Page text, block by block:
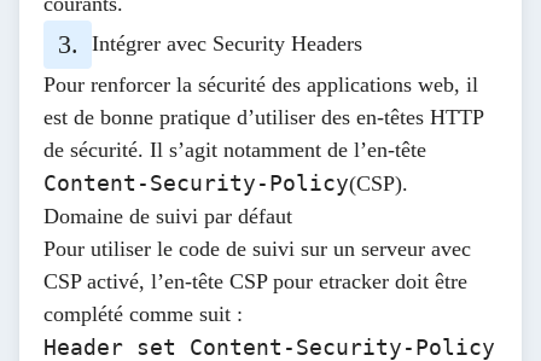
Intégrer avec Security Headers
Pour renforcer la sécurité des applications web, il
est de bonne pratique d’utiliser des en-têtes HTTP
de sécurité. Il s’agit notamment de l’en-tête
Content-Security-Policy(CSP).
Domaine de suivi par défaut
Pour utiliser le code de suivi sur un serveur avec
CSP activé, l’en-tête CSP pour etracker doit être
complété comme suit :
Header set Content-Security-Policy